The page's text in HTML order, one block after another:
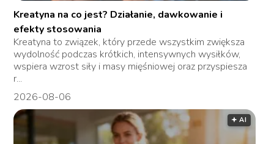
Kreatyna na co jest? Działanie, dawkowanie i
efekty stosowania
Kreatyna to związek, który przede wszystkim zwiększa
wydolność podczas krótkich, intensywnych wysiłków,
wspiera wzrost siły i masy mięśniowej oraz przyspiesza
r...
2026-08-06
🟅 AI